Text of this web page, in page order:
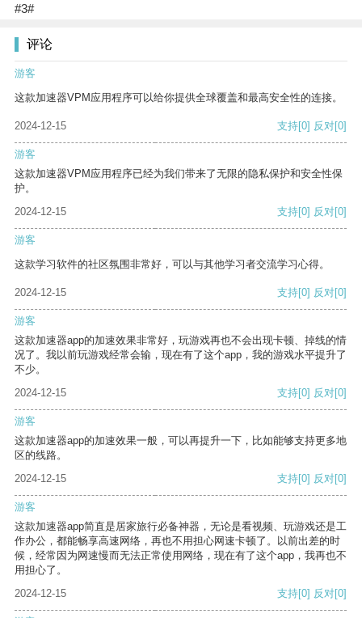
#3#
评论
游客
这款加速器VPM应用程序可以给你提供全球覆盖和最高安全性的连接。
2024-12-15 支持[0] 反对[0]
游客
这款加速器VPM应用程序已经为我们带来了无限的隐私保护和安全性保
护。
2024-12-15
支持[0] 反对[0]
游客
这款学习软件的社区氛围非常好，可以与其他学习者交流学习心得。
2024-12-15 支持[0] 反对[0]
游客
这款加速器app的加速效果非常好，玩游戏再也不会出现卡顿、掉线的情
况了。我以前玩游戏经常会输，现在有了这个app，我的游戏水平提升了
不少。
2024-12-15
支持[0] 反对[0]
游客
这款加速器app的加速效果一般，可以再提升一下，比如能够支持更多地
区的线路。
2024-12-15
支持[0] 反对[0]
游客
这款加速器app简直是居家旅行必备神器，无论是看视频、玩游戏还是工
作办公，都能畅享高速网络，再也不用担心网速卡顿了。以前出差的时
候，经常因为网速慢而无法正常使用网络，现在有了这个app，我再也不
用担心了。
2024-12-15
支持[0] 反对[0]